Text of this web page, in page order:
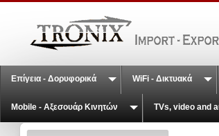
Επίγεια - Δορυφορικά WiFi - Δικτυακά
Mobile - Αξεσουάρ Κινητών TVs, video and